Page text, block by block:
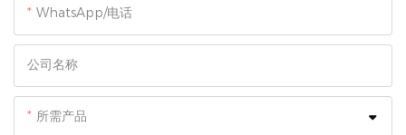
WhatsApp/电话
公司名称
所需产品